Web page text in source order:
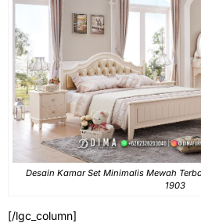
Desain Kamar Set Minimalis Mewah
1903
[/lgc_column]